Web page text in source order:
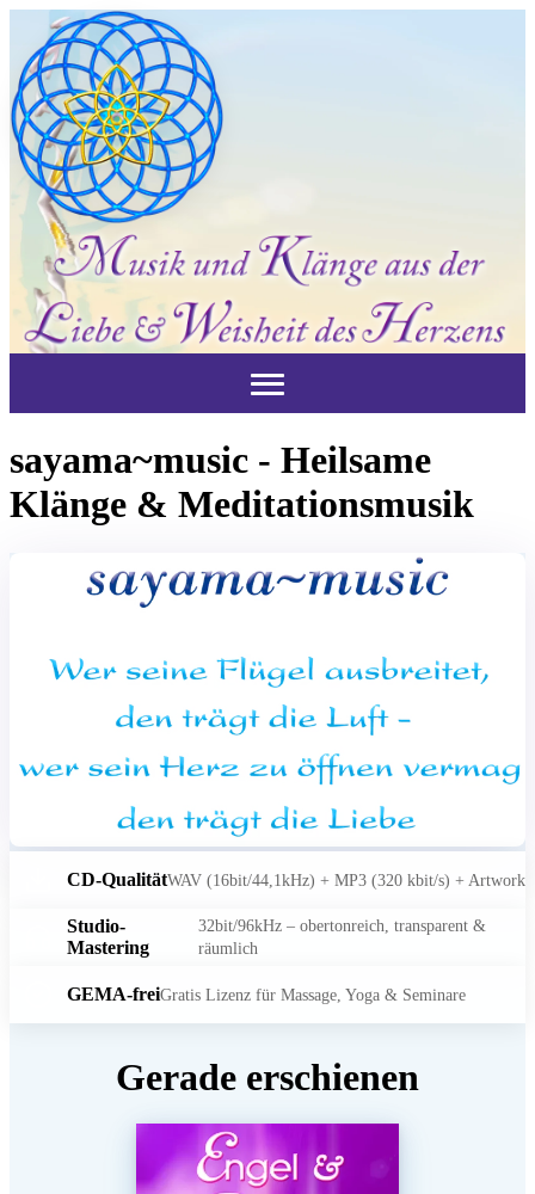
sayama~music - Heilsame
Klänge & Meditationsmusik
CD-QualitätWAV (16bit/44,1kHz) + MP3 (320 kbit/s) + Artwork
Studio-
Mastering
32bit/96kHz – obertonreich, transparent &
räumlich
GEMA-freiGratis Lizenz für Massage, Yoga & Seminare
Gerade erschienen